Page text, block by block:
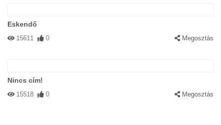
Eskendő
15611 0 Megosztás
Nincs cím!
15518 0 Megosztás